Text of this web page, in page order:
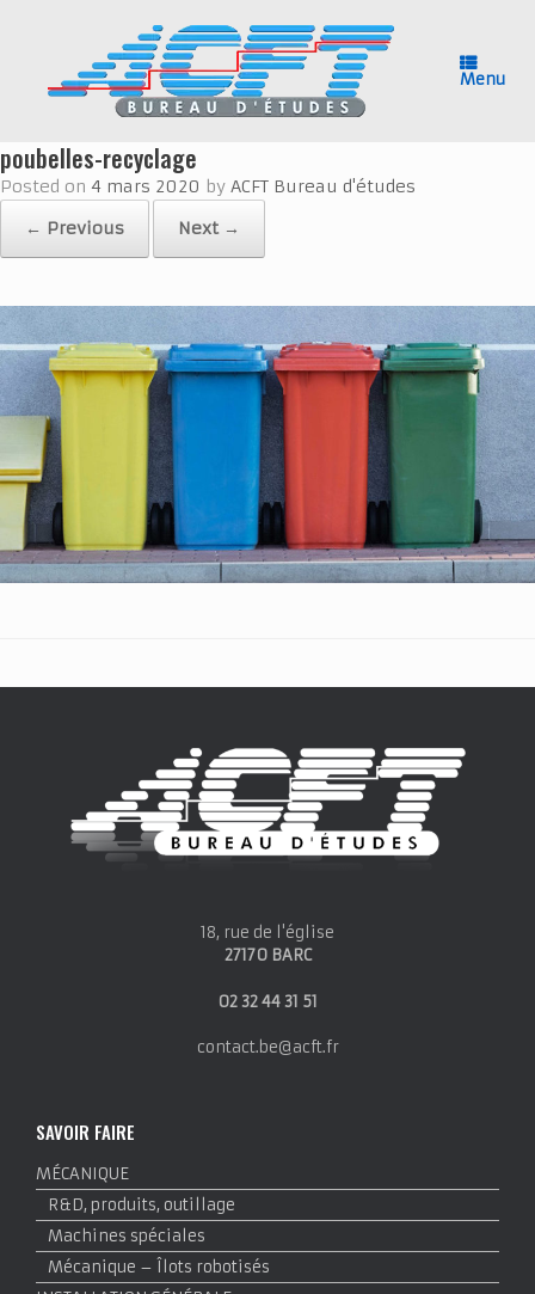
Menu
poubelles-recyclage
Posted on 4 mars 2020 by ACFT Bureau d'études
← Previous
Next →
18, rue de l'église
27170 BARC
02 32 44 31 51
contact.be@acft.fr
SAVOIR FAIRE
MÉCANIQUE
R&D, produits, outillage
Machines spéciales
Mécanique – Îlots robotisés